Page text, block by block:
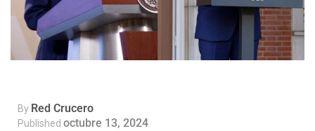
By Red Crucero
Published octubre 13, 2024